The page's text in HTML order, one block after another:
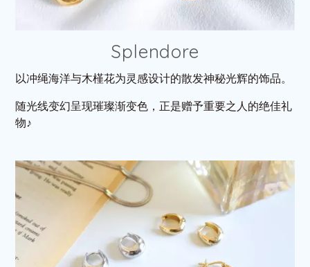
Splendore
以冲绳海洋与木槿花为灵感设计的散发神秘光辉的饰品。
随光线变幻呈现璀璨渐变色，正是赠予重要之人的绝佳礼
物♪